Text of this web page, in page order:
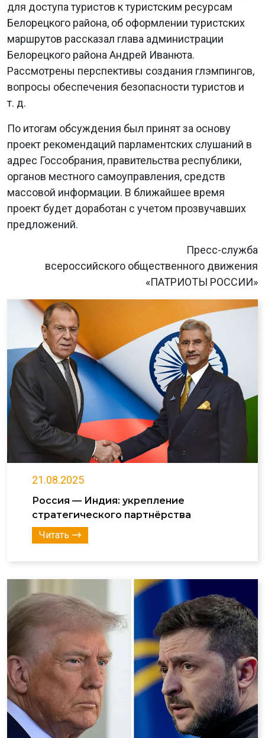
для доступа туристов к туристским ресурсам
Белорецкого района, об оформлении туристских
маршрутов рассказал глава администрации
Белорецкого района Андрей Иванюта.
Рассмотрены перспективы создания глэмпингов,
вопросы обеспечения безопасности туристов и
т. д.
По итогам обсуждения был принят за основу
проект рекомендаций парламентских слушаний в
адрес Госсобрания, правительства республики,
органов местного самоуправления, средств
массовой информации. В ближайшее время
проект будет доработан с учетом прозвучавших
предложений.
Пресс-служба
всероссийского общественного движения
«ПАТРИОТЫ РОССИИ»
21.08.2025
Россия — Индия: укрепление
стратегического партнёрства
Читать